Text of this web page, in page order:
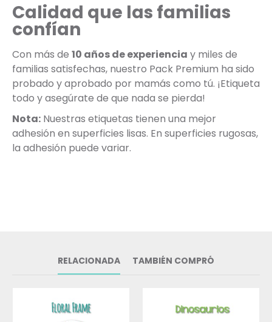
Calidad que las familias
confían
Con más de 10 años de experiencia y miles de
familias satisfechas, nuestro Pack Premium ha sido
probado y aprobado por mamás como tú. ¡Etiqueta
todo y asegúrate de que nada se pierda!
Nota: Nuestras etiquetas tienen una mejor
adhesión en superficies lisas. En superficies rugosas,
la adhesión puede variar.
RELACIONADA TAMBIÉN COMPRÓ